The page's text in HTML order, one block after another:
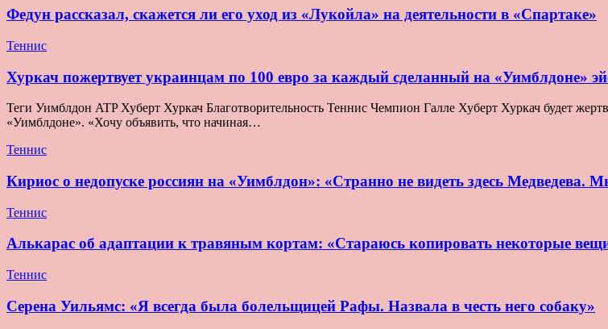
Федун рассказал, скажется ли его уход из «Лукойла» на деятельности в «Спартаке»
Теннис
Хуркач пожертвует украинцам по 100 евро за каждый сделанный на «Уимблдоне»
Теги Уимблдон ATP Хуберт Хуркач Благотворительность Теннис Чемпион Галле Хуберт Хуркач будет
«Уимблдоне». «Хочу объявить, что начиная…
Теннис
Кириос о недопуске россиян на «Уимблдон»: «Странно не видеть здесь Медведева.
Теннис
Алькарас об адаптации к травяным кортам: «Стараюсь копировать некоторые
Теннис
Серена Уильямс: «Я всегда была болельщицей Рафы. Назвала в честь него собаку»